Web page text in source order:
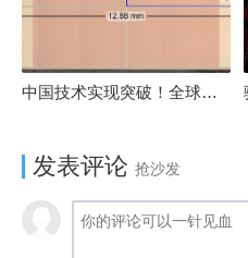
中国技术实现突破！全球最先进的3D NAND存储芯片被发现
发表评论 抢沙发